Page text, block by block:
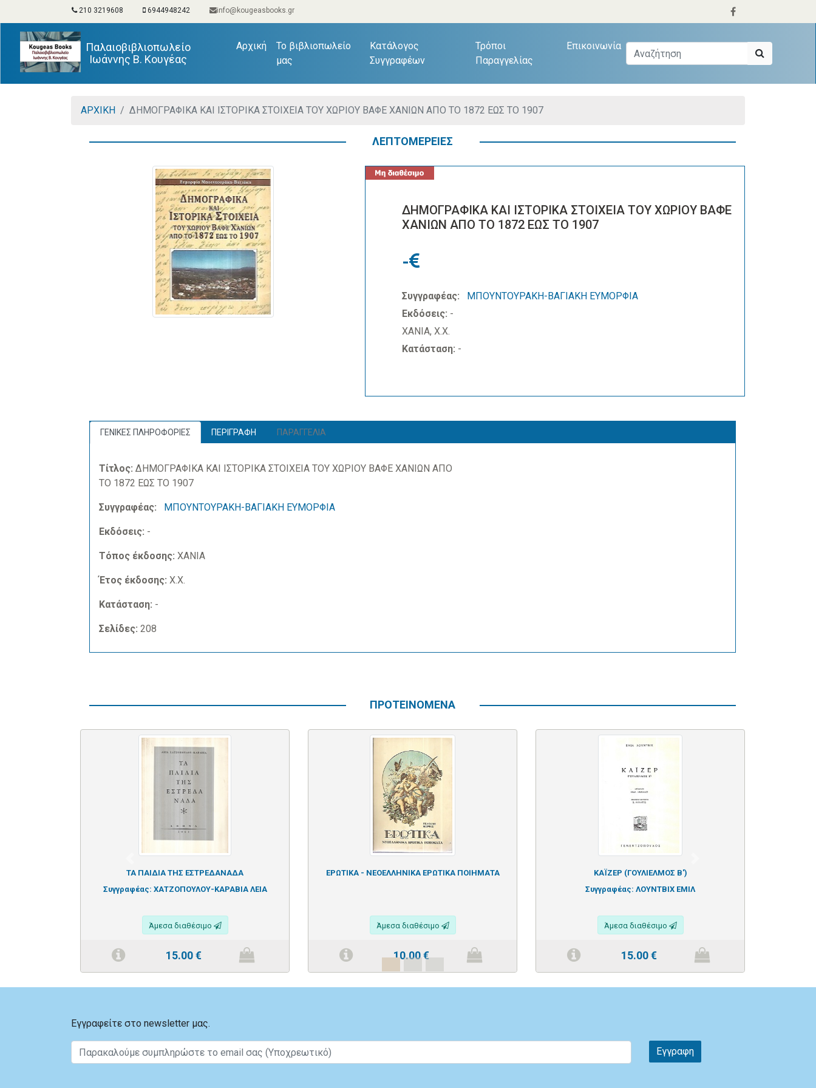
210 3219608 6944948242 info@kougeasbooks.gr
Παλαιοβιβλιοπωλείο
Ιωάννης Β. Κουγέας
Αρχική(current)
Το βιβλιοπωλείο
μας
Κατάλογος
Συγγραφέων
Τρόποι
Παραγγελίας
Επικοινωνία
ΑΡΧΙΚΗ ΔΗΜΟΓΡΑΦΙΚΑ ΚΑΙ ΙΣΤΟΡΙΚΑ ΣΤΟΙΧΕΙΑ ΤΟΥ ΧΩΡΙΟΥ ΒΑΦΕ ΧΑΝΙΩΝ ΑΠΟ ΤΟ 1872 ΕΩΣ ΤΟ 1907
ΛΕΠΤΟΜΕΡΕΙΕΣ
ΔΗΜΟΓΡΑΦΙΚΑ ΚΑΙ ΙΣΤΟΡΙΚΑ ΣΤΟΙΧΕΙΑ ΤΟΥ ΧΩΡΙΟΥ ΒΑΦΕ
ΧΑΝΙΩΝ ΑΠΟ ΤΟ 1872 ΕΩΣ ΤΟ 1907
-
Συγγραφέας:
ΜΠΟΥΝΤΟΥΡΑΚΗ-ΒΑΓΙΑΚΗ ΕΥΜΟΡΦΙΑ
Εκδόσεις: -
ΧΑΝΙΑ, Χ.Χ.
Κατάσταση: -
ΓΕΝΙΚΕΣ ΠΛΗΡΟΦΟΡΙΕΣ ΠΕΡΙΓΡΑΦΗ ΠΑΡΑΓΓΕΛΙΑ
Τίτλος: ΔΗΜΟΓΡΑΦΙΚΑ ΚΑΙ ΙΣΤΟΡΙΚΑ ΣΤΟΙΧΕΙΑ ΤΟΥ ΧΩΡΙΟΥ ΒΑΦΕ ΧΑΝΙΩΝ ΑΠΟ
ΤΟ 1872 ΕΩΣ ΤΟ 1907
Συγγραφέας: ΜΠΟΥΝΤΟΥΡΑΚΗ-ΒΑΓΙΑΚΗ ΕΥΜΟΡΦΙΑ
Εκδόσεις: -
Τόπος έκδοσης: ΧΑΝΙΑ
Έτος έκδοσης: Χ.Χ.
Κατάσταση: -
Σελίδες: 208
ΠΡΟΤΕΙΝΟΜΕΝΑ
ΤΑ ΠΑΙΔΙΑ ΤΗΣ ΕΣΤΡΕΔΑΝΑΔΑ
Συγγραφέας: ΧΑΤΖΟΠΟΥΛΟΥ-ΚΑΡΑΒΙΑ ΛΕΙΑ
Άμεσα διαθέσιμο
15.00€
ΕΡΩΤΙΚΑ - ΝΕΟΕΛΛΗΝΙΚΑ ΕΡΩΤΙΚΑ ΠΟΙΗΜΑΤΑ
Άμεσα διαθέσιμο
10.00€
ΚΑΪΖΕΡ (ΓΟΥΛΙΕΛΜΟΣ Β')
Συγγραφέας: ΛΟΥΝΤΒΙΧ ΕΜΙΛ
Άμεσα διαθέσιμο
15.00€
Εγγραφείτε στο newsletter μας.
Εγγραφη